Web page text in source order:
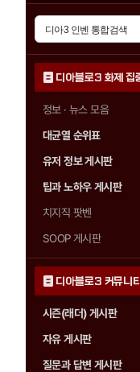
디아블로3 화제 집
정보 · 뉴스 모음
대균열 순위표
유저 정보 게시판
팁과 노하우 게시판
치지직 팟벤
SOOP 게시판
디아블로3 커뮤니
시즌(래더) 게시판
자유 게시판
질문과 답변 게시판